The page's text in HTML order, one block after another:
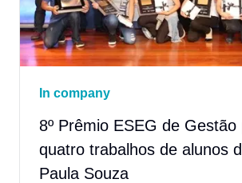
In company
8º Prêmio ESEG de Gestão
quatro trabalhos de alunos
Paula Souza